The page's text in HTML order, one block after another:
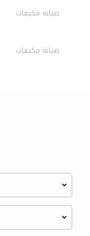
صيانة مكيفات
صيانة مكيفات